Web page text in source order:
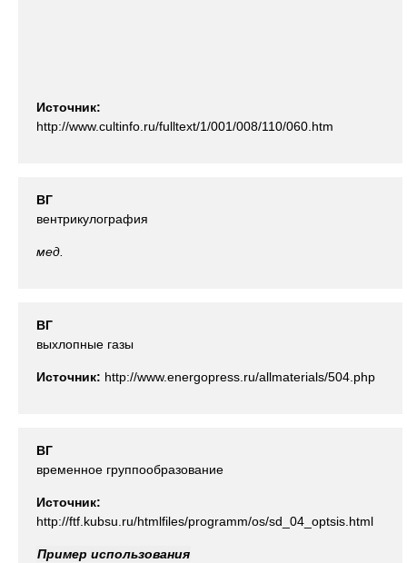
Источник:
http://www.cultinfo.ru/fulltext/1/001/008/110/060.htm
ВГ
вентрикулография
мед.
ВГ
выхлопные газы
Источник: http://www.energopress.ru/allmaterials/504.php
ВГ
временное группообразование
Источник:
http://ftf.kubsu.ru/htmlfiles/programm/os/sd_04_optsis.html
Пример использования